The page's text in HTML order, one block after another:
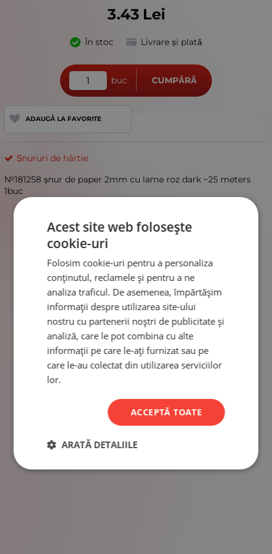
3.43 Lei
În stoc Livrare și plată
buc CUMPĂRĂ
ADAUGĂ LA FAVORITE
Șnururi de hârtie
№181258 șnur de paper 2mm cu lame roz dark ~25 meters
1buc
Acest site web folosește
cookie-uri
Folosim cookie-uri pentru a personaliza
conținutul, reclamele și pentru a ne
analiza traficul. De asemenea, împărtășim
informații despre utilizarea site-ului
nostru cu partenerii noștri de publicitate și
analiză, care le pot combina cu alte
informații pe care le-ați furnizat sau pe
care le-au colectat din utilizarea serviciilor
lor.
ACCEPTĂ TOATE
ARATĂ DETALIILE